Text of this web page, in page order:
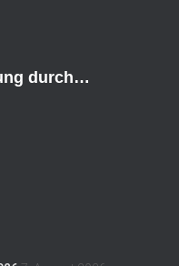
durch…